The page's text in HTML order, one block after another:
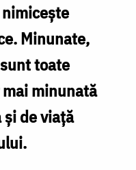
Minunate,
toate
minunată
de viață